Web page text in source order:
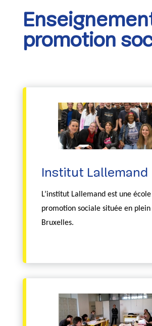
promotion
Institut Lallemand
L’institut Lallemand est une
promotion sociale située en
Bruxelles.